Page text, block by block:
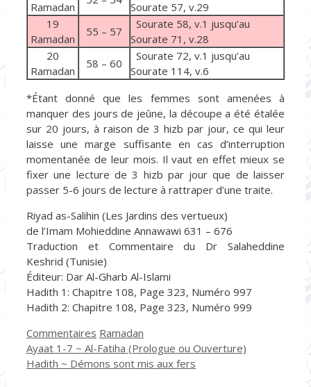
Ramadan
Sourate 57, v.29
19
Ramadan
55 – 57
Sourate 58, v.1 jusqu’au
Sourate 71, v.28
20
Ramadan
58 – 60
Sourate 72, v.1 jusqu’au
Sourate 114, v.6
*Étant donné que les femmes sont amenées à
manquer des jours de jeûne, la découpe a été étalée
sur 20 jours, à raison de 3 hizb par jour, ce qui leur
laisse une marge suffisante en cas d’interruption
momentanée de leur mois. Il vaut en effet mieux se
fixer une lecture de 3 hizb par jour que de laisser
passer 5-6 jours de lecture à rattraper d’une traite.
Riyad as-Salihin (Les Jardins des vertueux)
de l’Imam Mohieddine Annawawi 631 – 676
Traduction et Commentaire du Dr Salaheddine
Keshrid (Tunisie)
Éditeur: Dar Al-Gharb Al-Islami
Hadith 1: Chapitre 108, Page 323, Numéro 997
Hadith 2: Chapitre 108, Page 323, Numéro 999
Catégories
Commentaires Étiquettes
Ramadan
Ayaat 1-7 ~ Al-Fatiha (Prologue ou Ouverture)
Hadith ~ Démons sont mis aux fers